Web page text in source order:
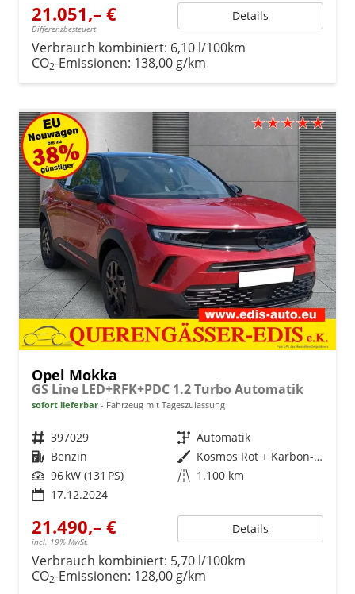
21.051,– €
Differenzbesteuert
Details
Verbrauch kombiniert: 6,10 l/100km
CO2-Emissionen: 138,00 g/km
Opel Mokka
GS Line LED+RFK+PDC 1.2 Turbo Automatik
sofort lieferbar Fahrzeug mit Tageszulassung
Fahrzeugnr. 397029 Getriebe Automatik
Kraftstoff Benzin Außenfarbe
Kosmos Rot + Karbon-Schwarz
Leistung 96 kW (131 PS) Kilometerstand 1.100 km
17.12.2024
21.490,– €
incl. 19% MwSt.
Details
Verbrauch kombiniert: 5,70 l/100km
CO2-Emissionen: 128,00 g/km